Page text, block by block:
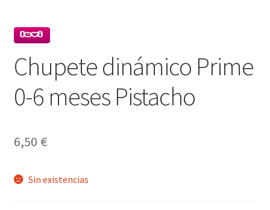
Chupete dinámico Prime
0-6 meses Pistacho
6,50 €
Sin existencias